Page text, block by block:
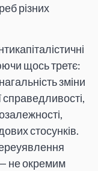
різних
щось третє:
зміни
справедливості,
стосунків.
не окремим